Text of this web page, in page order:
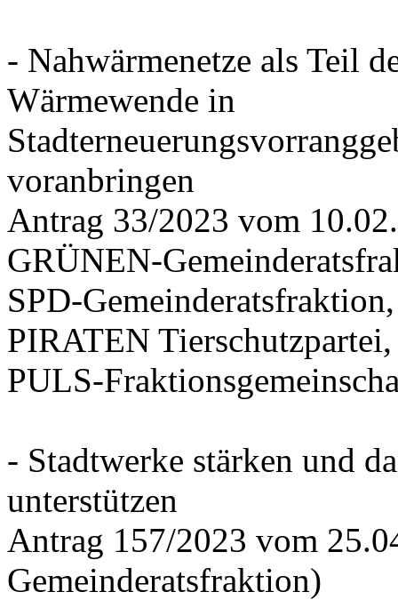
- Nahwärmenetze als Teil
Wärmewende in
voranbringen
Antrag 33/2023 vom
GRÜNEN-
SPD-
PIRATEN Tierschutzpartei,
PULS-
- Stadtwerke stärken und
unterstützen
Antrag 157/2023 vom
Gemeinderatsfraktion)